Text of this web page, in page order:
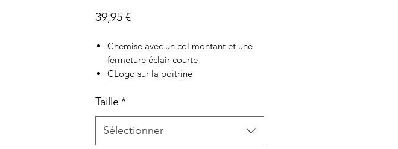
39,95 €Prix
Chemise avec un col montant et une
fermeture éclair courte
CLogo sur la poitrine
90% Polyester / 10% Élasthanne
Taille *
Sélectionner